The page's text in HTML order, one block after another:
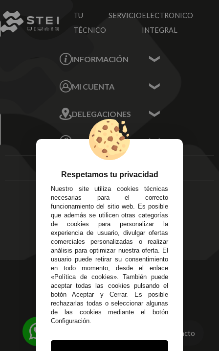
TU SERVICIO
TÉCNICO
ELECTRONICO
INTEGRAL
INFORMACIÓN
Sobre nosotros
MI CUENTA
Mis Direcciones
Mis Pedidos
Mis favoritos
FAQ's
DELEGACIONES
Écija - Sevilla
Av. Plaza de Toros.
Local 3
C/ Ingeniero Iribarren,
14
Alzira - Valencia
C/ Esplugues, 135
EMPRESA
Aviso Legal
Entregas y
Devoluciones
Política de Privacidad
Pago Seguro
Terminos y
Condiciones Generales
Políticas de Cookies
623 23 31 98
Atendemos Whatsapp
955 44 45 43/955 44 45 44
Contacto
Respetamos tu privacidad
Nuestro site utiliza cookies técnicas
necesarias para el correcto
funcionamiento del sitio web. Es posible
que además se utilicen otras categorías
de cookies para personalizar la
experiencia de usuario, divulgar ofertas
comerciales personalizadas o realizar
análisis para optimizar nuestra oferta. El
usuario puede retirar su consentimiento
en todo momento, desde el enlace
«Política de cookies». También puede
aceptar todas las cookies pulsando el
botón Aceptar y Cerrar. Es posible
rechazarlas todas o seleccionar algunas
de las cookies mediante el botón
Configuración.